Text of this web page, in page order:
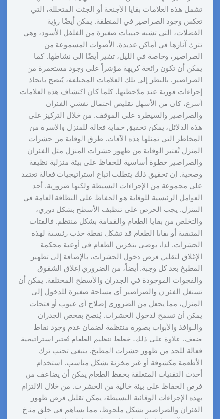
تشمل هذه العلامات بقايا الأجنحة أو الجثث المتحللة، التي
تعكس وجود الصراصير في المنطقة. يمكن أيضًا رؤية
الفضلات، التي تشبه حبيبات صغيرة من الفلفل الأسود، وهي
تترك آثارها في أماكن عديدة. الأصوات المسموعة من
الصراصير، وخاصة في الليل، تشير أيضًا إلى نشاطها. كما
يمكن أن تكون رائحة كريهة مؤشراً على وجود مستعمرة من
الصراصير. بالنظر إلى تلك العلامات المختلفة، يُنصح باتخاذ
إجراءات فورية عند ملاحظتها. كلما كان اكتشاف هذه العلامات
أسرع، كان من الأسهل تقليص احتمال تفشي الفئران
والصراصير والسيطرة على الموقف. من خلال التركيز على
هذه الدلائل، يمكن تحقيق حماية فعالة للمنزل والأسرة من
المخاطر التي تمثلها هذه الآفات. طرق الوقاية من حشرات
المنزل تُعتبر الوقاية من ظهور حشرات المنزل مثل الفئران
والصراصير خطوة أساسية للحفاظ على بيئة منزلية نظيفة
وصحية. إن تحقيق ذلك يتطلب اتباع استراتيجيات فعالة تعتمد
على مجموعة من الإجراءات البسيطة ولكنها ضرورية. أحد
العوامل الرئيسية للوقاية هو الحفاظ على النظافة العامة في
المنزل. يجب الحرص على تنظيف الأسطح بشكل دوري،
والتخلص من بقايا الطعام والقمامة بشكل منتظم. فالفتات
المتبقية أو بقايا الطعام قد تشكل نقطة جذب رئيسية لهذه
الحشرات. لذا، يوصى بتخزين الطعام في أوعية محكمة
الإغلاق لتقليل فرص دخول الحشرات، بالإضافة إلى تطهير
المطبخ بعد كل وجبة. أيضاً، من الضروري إغلاق الشقوق
والفجوات الموجودة في الجدران والأسطح المختلفة. يمكن أن
تستغل الفئران والصراصير أي مساحة صغيرة للدخول إلى
المنزل، مما يجعل من الضروري إصلاح أي عيوب أو فتحات
يمكن أن تسمح لدخول الحشرات. يُنصح بفحص الجدران
والنوافذ والأبواب بصورة منتظمة لضمان عدم وجود نقاط
ضعف. علاوة على ذلك، خطط تنظيم الطعام تُعتبر استراتيجية
فعالة للحد من ظهور حشرات المطبخ. ينبغي تجنب ترك
الأطعمة مكشوفة أو غير مخزنة بشكل مناسب. استخدام
أحدث التقنيات المتعلقة بحفظ الطعام يمكن أن يضاعف من
فرص الحفاظ على بيئة خالية من الحشرات. من خلال الالتزام
بهذه الإجراءات الوقائية البسيطة، يمكن تقليل فرص ظهور
الفئران والصراصير بشكل ملحوظ، مما يساهم في خلق مناخ